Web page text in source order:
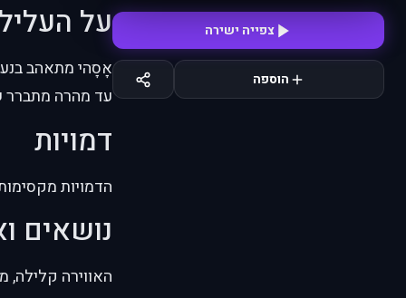
צפייה ישירה
הוספה
על
אָסָהי מתאהב
עד מהרה מתברר
דמויות
הדמויות
נושאים
האווירה קלילה,